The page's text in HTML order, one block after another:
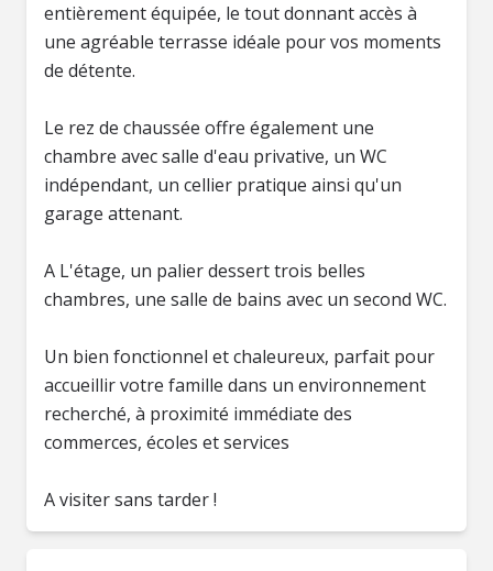
entièrement équipée, le tout donnant accès à
une agréable terrasse idéale pour vos moments
de détente.
Le rez de chaussée offre également une
chambre avec salle d'eau privative, un WC
indépendant, un cellier pratique ainsi qu'un
garage attenant.
A L'étage, un palier dessert trois belles
chambres, une salle de bains avec un second WC.
Un bien fonctionnel et chaleureux, parfait pour
accueillir votre famille dans un environnement
recherché, à proximité immédiate des
commerces, écoles et services
A visiter sans tarder !